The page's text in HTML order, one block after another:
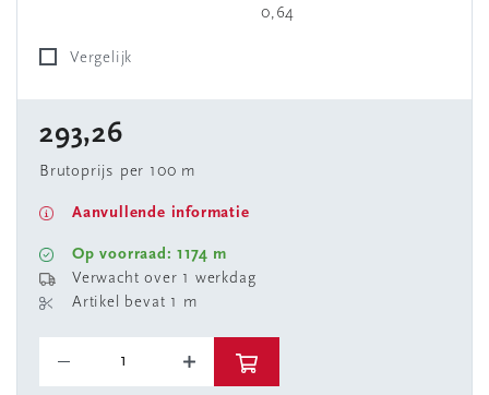
0,64
Vergelijk
293,26
Brutoprijs per 100 m
Aanvullende informatie
Op voorraad: 1174 m
Verwacht over 1 werkdag
Artikel bevat 1 m